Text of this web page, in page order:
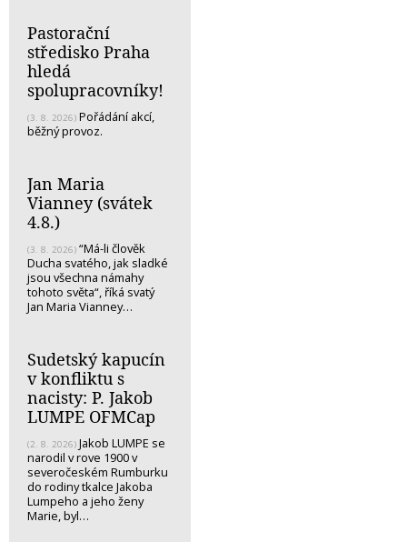
Pastorační
středisko Praha
hledá
spolupracovníky!
(3. 8. 2026) Pořádání akcí,
běžný provoz.
Jan Maria
Vianney (svátek
4.8.)
(3. 8. 2026) “Má-li člověk
Ducha svatého, jak sladké
jsou všechna námahy
tohoto světa“, říká svatý
Jan Maria Vianney…
Sudetský kapucín
v konfliktu s
nacisty: P. Jakob
LUMPE OFMCap
(2. 8. 2026) Jakob LUMPE se
narodil v rove 1900 v
severočeském Rumburku
do rodiny tkalce Jakoba
Lumpeho a jeho ženy
Marie, byl…